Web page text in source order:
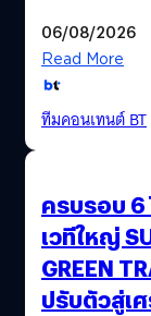
06/08/2026
Read More
ทีมคอนเทนต์ BT
ครบรอบ 6
เวทีใหญ่
GREEN
ปรับตัวสู่เ